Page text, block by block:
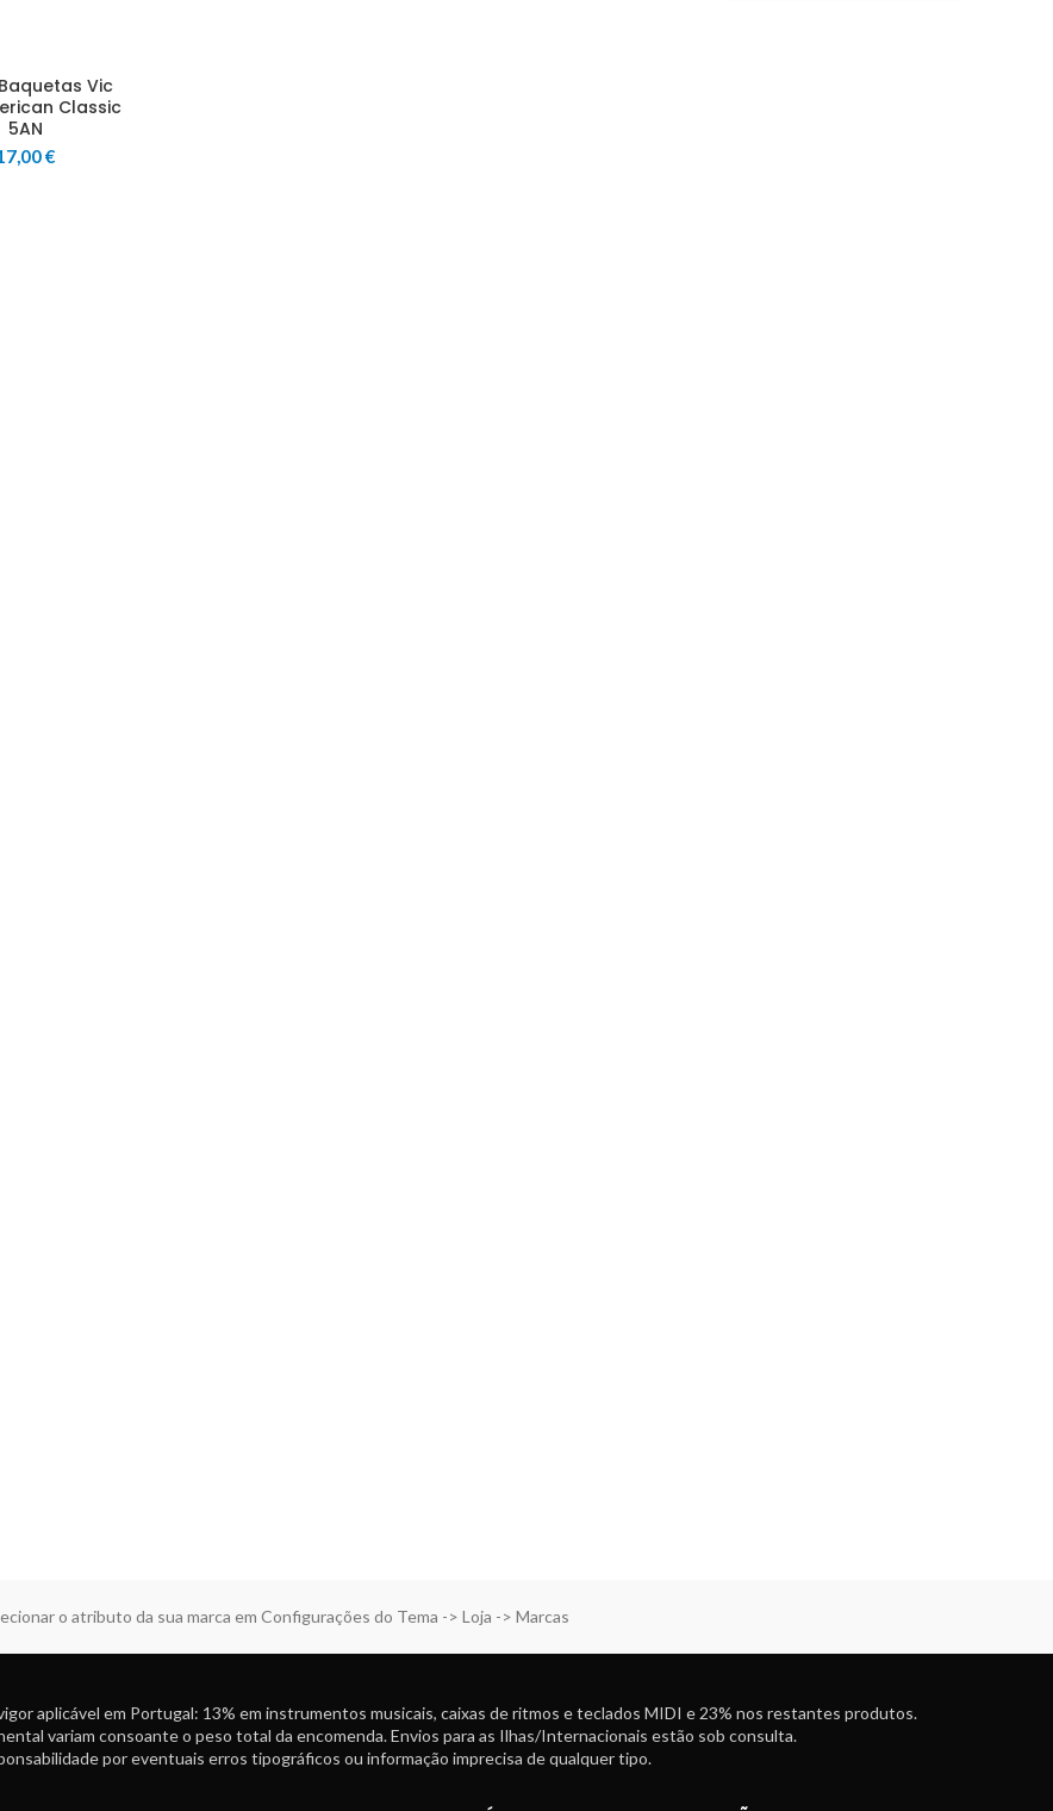
Vic
Classic
5AN
€
o atributo da sua marca em Configurações do Tema -> Loja -> Marcas
aplicável em Portugal: 13% em instrumentos musicais, caixas de ritmos e teclados MIDI e 23% nos restantes produtos.
variam consoante o peso total da encomenda. Envios para as Ilhas/Internacionais estão sob consulta.
por eventuais erros tipográficos ou informação imprecisa de qualquer tipo.